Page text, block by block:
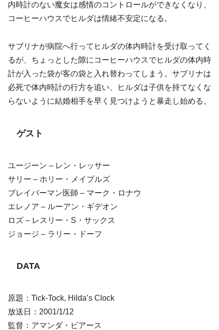
内時計のない魔女は感情のコントロールができなくなり、
コーヒーハウスでヒルダは情緒不安定になる。
サブリナが病院へ行ってヒルダの体内時計を受け取ってく
るが、ちょっとした隙にコーヒーハウスでヒルダの体内時
計が入った袋が客の袋と入れ替わってしまう。サブリナは
必死で体内時計の行方を追い、ヒルダは子供を持てなくな
らないように結婚相手を早く見つけようと暴走し始める。
ゲスト
ユージーン – レン・レッサー
サリー – ホリー・メイプルズ
ブレイバーマン医師 – マーク・ロナウ
エレノア – ルーアン・ギデオン
ロズ – レスリー・S・サックス
ジョージ – ラリー・ドーフ
DATA
原題：Tick-Tock, Hilda’s Clock
放送日：2001/1/12
監督：アマンダ・ビアース